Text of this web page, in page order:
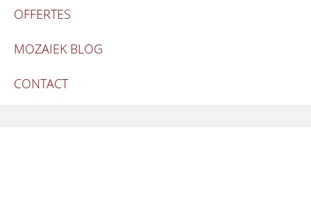
OFFERTES
MOZAIEK BLOG
CONTACT